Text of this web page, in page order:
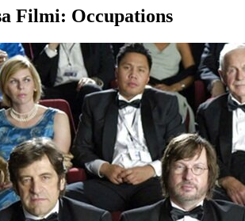
Filmi: Occupations